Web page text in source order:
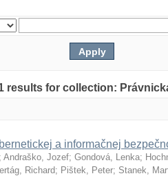
results for collection:
a informačnej
; Andraško, Jozef; Gondová, Lenka;
Richard; Pištek, Peter; Stanek,